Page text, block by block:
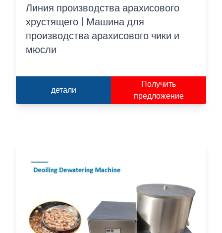
Линия производства арахисового
хрустящего | Машина для
производства арахисового чики и
мюсли
детали
Получить
предложение